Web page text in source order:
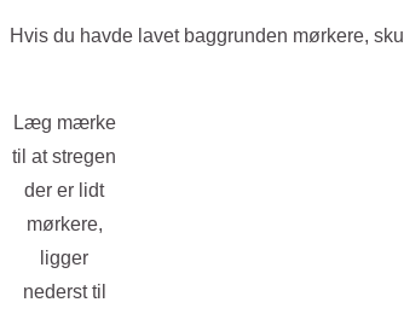
Hvis du havde lavet baggrunden mørkere,
Læg mærke
til at stregen
der er lidt
mørkere,
ligger
nederst til